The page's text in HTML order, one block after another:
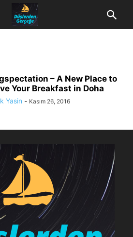
– A New Place to
Your Breakfast in Doha
Yasin - Kasım 26, 2016